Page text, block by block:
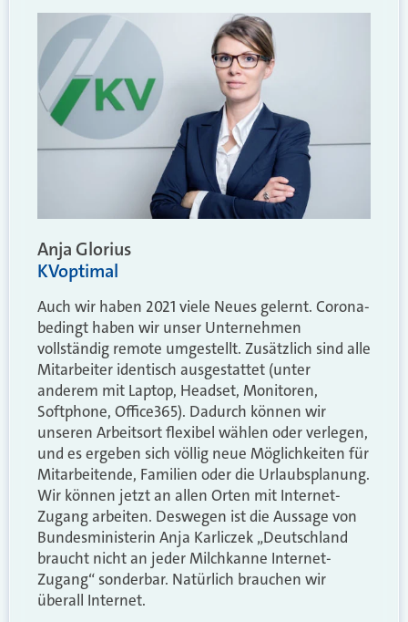
Anja Glorius
KVoptimal
Auch wir haben 2021 viele Neues gelernt. Corona-
bedingt haben wir unser Unternehmen
vollständig remote umgestellt. Zusätzlich sind alle
Mitarbeiter identisch ausgestattet (unter
anderem mit Laptop, Headset, Monitoren,
Softphone, Office365). Dadurch können wir
unseren Arbeitsort flexibel wählen oder verlegen,
und es ergeben sich völlig neue Möglichkeiten für
Mitarbeitende, Familien oder die Urlaubsplanung.
Wir können jetzt an allen Orten mit Internet-
Zugang arbeiten. Deswegen ist die Aussage von
Bundesministerin Anja Karliczek „Deutschland
braucht nicht an jeder Milchkanne Internet-
Zugang“ sonderbar. Natürlich brauchen wir
überall Internet.